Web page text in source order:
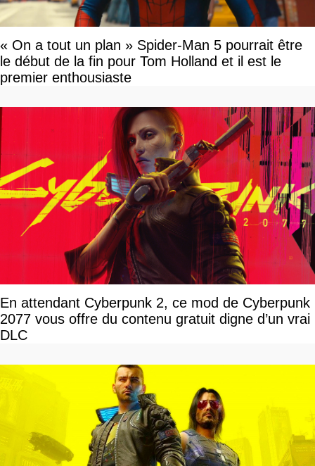
« On a tout un plan » Spider-Man 5 pourrait être
le début de la fin pour Tom Holland et il est le
premier enthousiaste
En attendant Cyberpunk 2, ce mod de Cyberpunk
2077 vous offre du contenu gratuit digne d’un vrai
DLC